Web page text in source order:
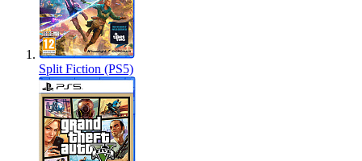
Split Fiction (PS5)